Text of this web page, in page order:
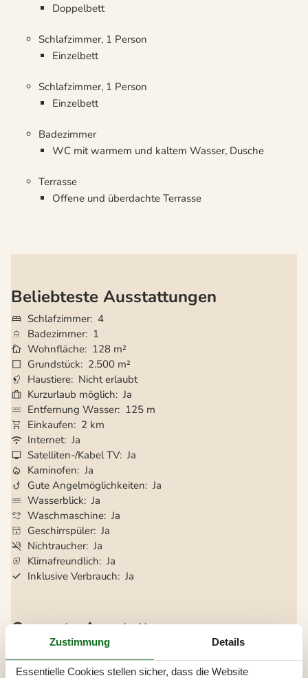
Doppelbett
Schlafzimmer, 1 Person
Einzelbett
Schlafzimmer, 1 Person
Einzelbett
Badezimmer
WC mit warmem und kaltem Wasser, Dusche
Terrasse
Offene und überdachte Terrasse
Beliebteste Ausstattungen
Schlafzimmer 4
Badezimmer 1
Wohnfläche 128 m²
Grundstück
2.500 m²
Haustiere Nicht erlaubt
Kurzurlaub möglich Ja
Entfernung Wasser 125 m
Einkaufen
2 km
Internet Ja
Satelliten-/Kabel TV Ja
Kaminofen Ja
Gute Angelmöglichkeiten Ja
Wasserblick Ja
Waschmaschine Ja
Geschirrspüler Ja
Nichtraucher Ja
Klimafreundlich Ja
Inklusive Verbrauch Ja
Gesamte Ausstattung
Aktivitäten
Angelmöglichkeit, See
Zustimmung Details
Essentielle Cookies stellen sicher, dass die Website